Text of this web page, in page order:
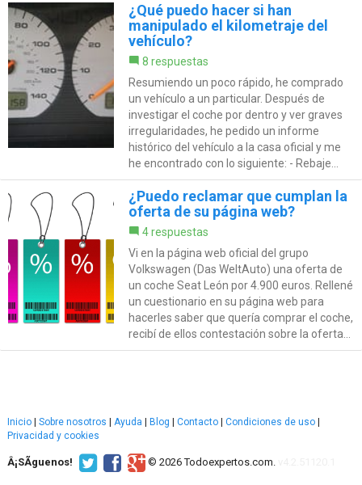
¿Qué puedo hacer si han
manipulado el kilometraje del
vehículo?
8 respuestas
Resumiendo un poco rápido, he comprado
un vehículo a un particular. Después de
investigar el coche por dentro y ver graves
irregularidades, he pedido un informe
histórico del vehículo a la casa oficial y me
he encontrado con lo siguiente: - Rebaje...
¿Puedo reclamar que cumplan la
oferta de su página web?
4 respuestas
Vi en la página web oficial del grupo
Volkswagen (Das WeltAuto) una oferta de
un coche Seat León por 4.900 euros. Rellené
un cuestionario en su página web para
hacerles saber que quería comprar el coche,
recibí de ellos contestación sobre la oferta...
Inicio | Sobre nosotros | Ayuda | Blog | Contacto | Condiciones de uso |
Privacidad y cookies
Â¡SÃ­guenos! © 2026 Todoexpertos.com.